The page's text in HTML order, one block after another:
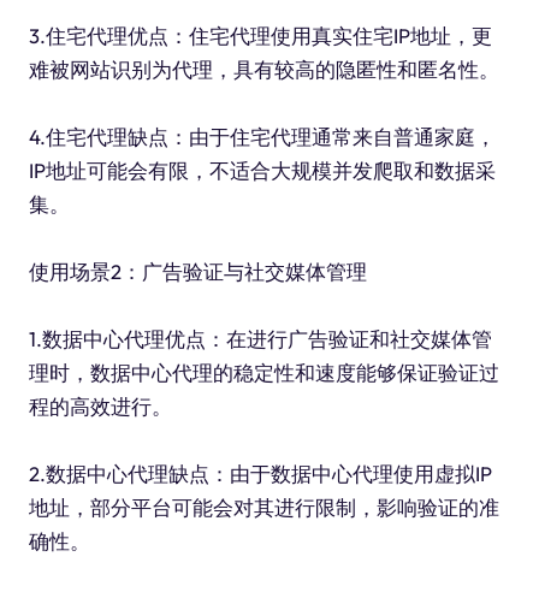
3.住宅代理优点：住宅代理使用真实住宅IP地址，更
难被网站识别为代理，具有较高的隐匿性和匿名性。
4.住宅代理缺点：由于住宅代理通常来自普通家庭，
IP地址可能会有限，不适合大规模并发爬取和数据采
集。
使用场景2：广告验证与社交媒体管理
1.数据中心代理优点：在进行广告验证和社交媒体管
理时，数据中心代理的稳定性和速度能够保证验证过
程的高效进行。
2.数据中心代理缺点：由于数据中心代理使用虚拟IP
地址，部分平台可能会对其进行限制，影响验证的准
确性。